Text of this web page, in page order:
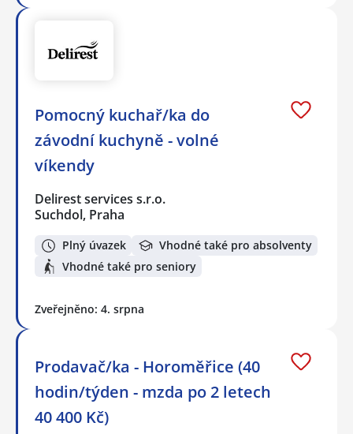
Pomocný kuchař/ka do
závodní kuchyně - volné
víkendy
Delirest services s.r.o.
Suchdol, Praha
Plný úvazek
Vhodné také pro absolventy
Vhodné také pro seniory
Zveřejněno: 4. srpna
Prodavač/ka - Horoměřice (40
hodin/týden - mzda po 2 letech
40 400 Kč)